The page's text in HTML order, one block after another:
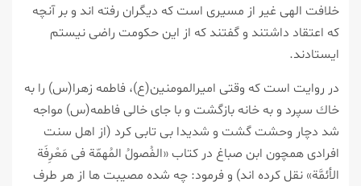
خلافت الهی غیر از مسیری است كه دیگران رفته اند و بر آنچه
كه اعتقاد داشتند و گفتند كه از این حكومت راضی نیستم
ایستادند.
در روایت است كه وقتی امیرالمومنین(ع)، فاطمه زهرا(س) را به
خاك سپرد و به خانه بازگشت و با جای خالی فاطمه(س) مواجه
شد دچار وحشت گشت و شدیدا بی تابی كرد (از اهل سنت
افرادی همچون ابن صباغ در كتاب «الفُصولُ المُهمّة فی مَعْرِفَة
الأئمَّة» نقل كرده اند) و فرمود: چه شده مصیبت ها از هر طرف